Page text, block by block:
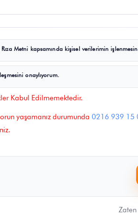
Rıza Metni kapsamında kişisel verilerimin
onaylıyorum.
Kabul Edilmemektedir.
yaşamanız durumunda 0216 939 15
Zaten